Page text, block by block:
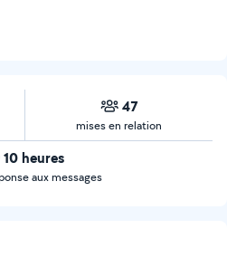
47
mises en relation
10 heures
aux messages